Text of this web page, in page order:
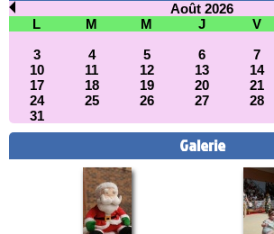
Août 2026
L
M M J V
3
4 5 6 7
10
11 12 13 14
17
18 19 20 21
24
25 26 27 28
31
Galerie